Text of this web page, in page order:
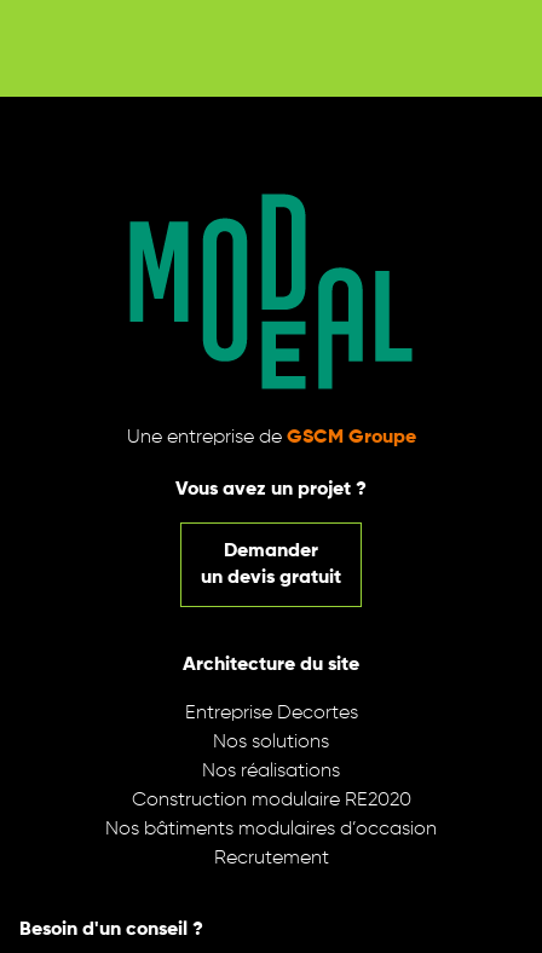
Une entreprise de GSCM Groupe
Vous avez un projet ?
Demander
un devis gratuit
Architecture du site
Entreprise Decortes
Nos solutions
Nos réalisations
Construction modulaire RE2020
Nos bâtiments modulaires d’occasion
Recrutement
Besoin d'un conseil ?